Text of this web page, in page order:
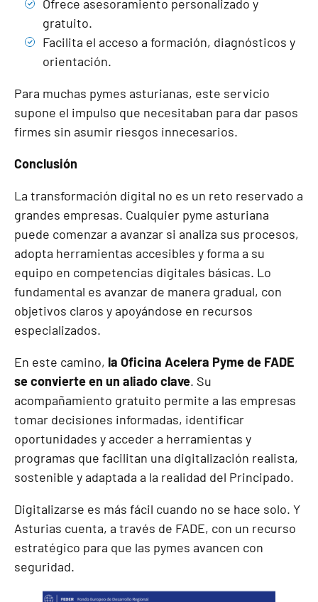
Ofrece asesoramiento personalizado y
gratuito.
Facilita el acceso a formación, diagnósticos y
orientación.
Para muchas pymes asturianas, este servicio
supone el impulso que necesitaban para dar pasos
firmes sin asumir riesgos innecesarios.
Conclusión
La transformación digital no es un reto reservado a
grandes empresas. Cualquier pyme asturiana
puede comenzar a avanzar si analiza sus procesos,
adopta herramientas accesibles y forma a su
equipo en competencias digitales básicas. Lo
fundamental es avanzar de manera gradual, con
objetivos claros y apoyándose en recursos
especializados.
En este camino, la Oficina Acelera Pyme de FADE
se convierte en un aliado clave. Su
acompañamiento gratuito permite a las empresas
tomar decisiones informadas, identificar
oportunidades y acceder a herramientas y
programas que facilitan una digitalización realista,
sostenible y adaptada a la realidad del Principado.
Digitalizarse es más fácil cuando no se hace solo. Y
Asturias cuenta, a través de FADE, con un recurso
estratégico para que las pymes avancen con
seguridad.